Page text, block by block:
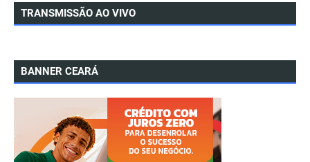
TRANSMISSÃO AO VIVO
BANNER CEARÁ